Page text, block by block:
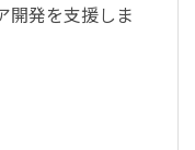
開発を支援しま